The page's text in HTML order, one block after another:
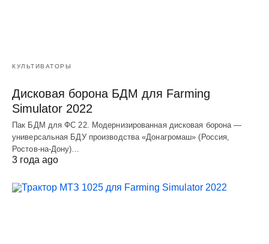
КУЛЬТИВАТОРЫ
Дисковая борона БДМ для Farming
Simulator 2022
Пак БДМ для ФС 22. Модернизированная дисковая борона —
универсальная БДУ производства «Донагромаш» (Россия,
Ростов-на-Дону)…
3 года ago